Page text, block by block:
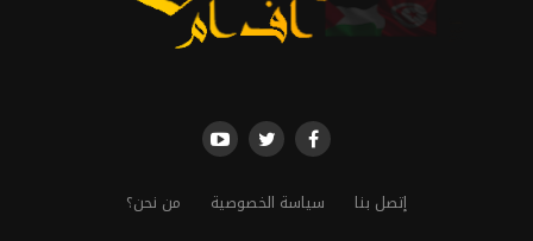
إتصل بنا سياسة الخصوصية من نحن؟